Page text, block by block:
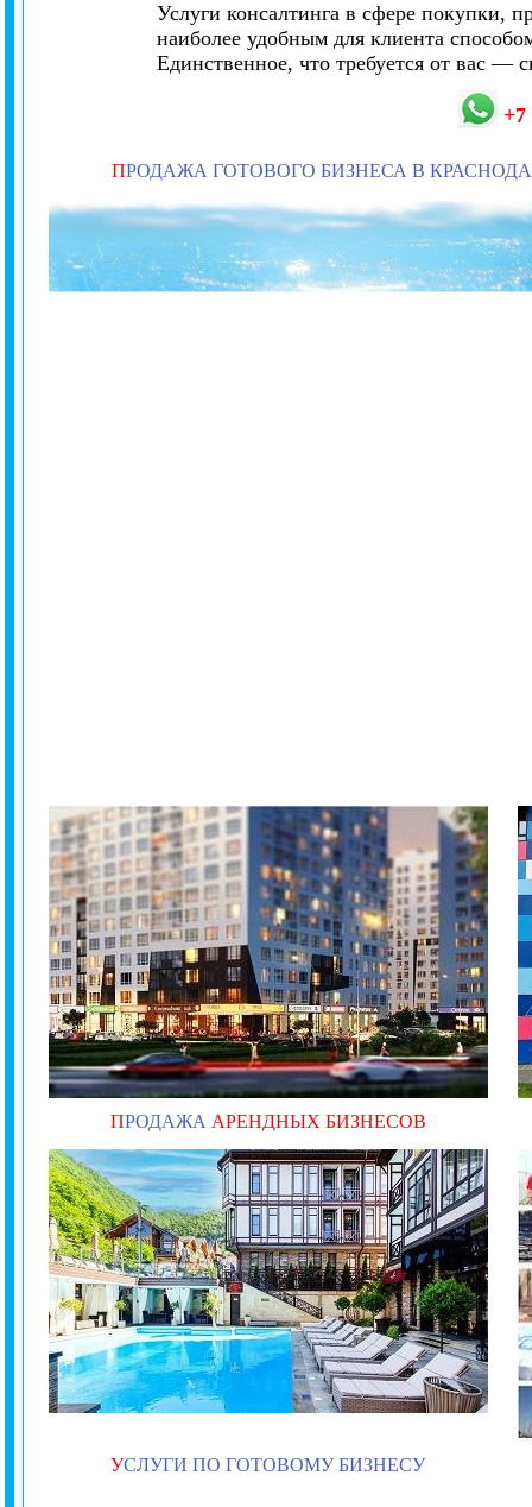
Услуги консалтинга в сфере покупки,
наиболее удобным для клиента
Единственное, что требуется от вас —
+7
ПРОДАЖА ГОТОВОГО БИЗНЕСА В
ПРОДАЖА АРЕНДНЫХ БИЗНЕСОВ
УСЛУГИ ПО ГОТОВОМУ БИЗНЕСУ